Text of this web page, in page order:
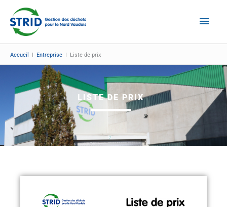
contenu
Accueil | Entreprise | Liste de prix
LISTE DE PRIX